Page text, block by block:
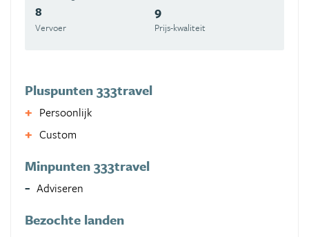
8
Vervoer
9
Prijs-kwaliteit
Pluspunten 333travel
Persoonlijk
Custom
Minpunten 333travel
Adviseren
Bezochte landen